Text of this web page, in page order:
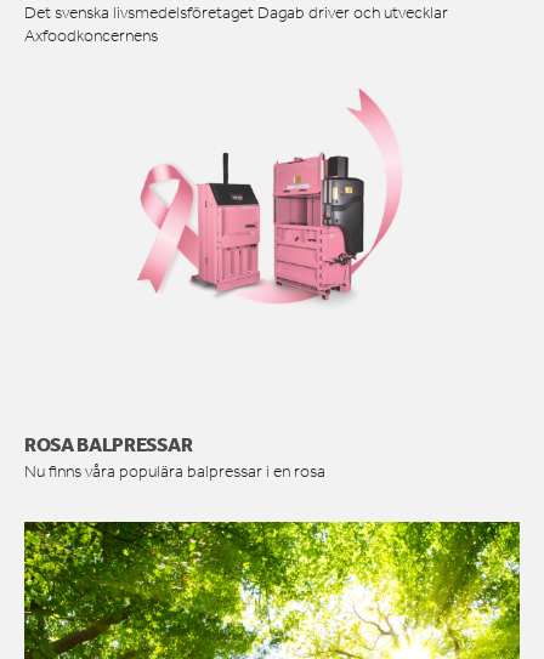
Det svenska livsmedelsföretaget Dagab driver och utvecklar
Axfoodkoncernens
ROSA BALPRESSAR
Nu finns våra populära balpressar i en rosa